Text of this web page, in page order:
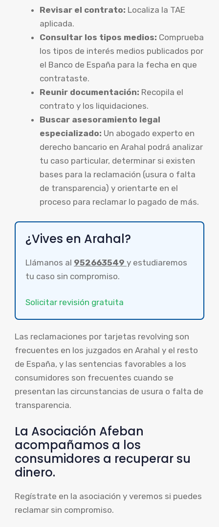
Revisar el contrato: Localiza la TAE
aplicada.
Consultar los tipos medios: Comprueba
los tipos de interés medios publicados por
el Banco de España para la fecha en que
contrataste.
Reunir documentación: Recopila el
contrato y los liquidaciones.
Buscar asesoramiento legal
especializado: Un abogado experto en
derecho bancario en Arahal podrá analizar
tu caso particular, determinar si existen
bases para la reclamación (usura o falta
de transparencia) y orientarte en el
proceso para reclamar lo pagado de más.
¿Vives en Arahal?
Llámanos al 952663549 y estudiaremos
tu caso sin compromiso.
Solicitar revisión gratuita
Las reclamaciones por tarjetas revolving son
frecuentes en los juzgados en Arahal y el resto
de España, y las sentencias favorables a los
consumidores son frecuentes cuando se
presentan las circunstancias de usura o falta de
transparencia.
La Asociación Afeban
acompañamos a los
consumidores a recuperar su
dinero.
Regístrate en la asociación y veremos si puedes
reclamar sin compromiso.